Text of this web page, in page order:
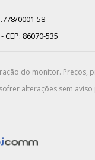
0001-58
86070-535
do monitor. Preços,
alterações sem